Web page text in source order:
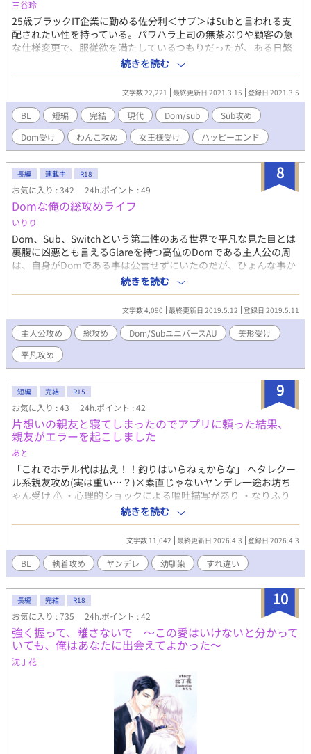
には超えるべき障害があり――。 ★リョウは男性ですが、物語の
設定上、特殊な体となっています。そのため、終盤に出てくる性
交渉も、やや倒錯的です。
要）(約3〜5分程度)
https://docs.google.com/forms/d/
ZI1v3mG69QZFaI/viewform 💌マシュマロ（感想など）
https://marshmallow-qa.com/o5nica2eaphly4s?
t=KDh5n5&utm_medium=url_text&utm_source=promotion ※
誤字脱字・表現の修正はサイレントで行う場合があります。 ※タ
グは定期的に整理します。 ※批判・中傷コメントはご遠慮くださ
い。
三谷玲
25歳ブラックIT企業に勤める佐分利＜サブ＞はSubと言われる支
配されたい性を持っている。パワハラ上司の無茶ぶりや顧客の急
な仕様変更で、服従欲を満たしているつもりだったが、ある日繁
華街で堂本というDomのGlare＜威圧＞を浴びたことで、本当の
Command＜命令＞の心地よさを知る。堂本に懇願しDomとSub
で互いの支配したい、支配されたい欲を満たすためだけの、セッ
クスをしないプレイだけのパートナーになってもらう。 完全に犬
扱いされて楽しんでいたサブだったが、DomのCommandの耐性
がなくすぐに勃起してしまい、呆れた堂本に射精管理されること
に……。 Dom/Subユニバース（SM要素のある特殊性のある世
界）の設定をお借りしています。 わんこ攻め×女王様受け／Sub
攻め×Dom受け／ノンケ攻め×襲い受け ムーンライトノベルズに
も転載しています。
続きを読む
文字数 22,221 最終更新日 2021.3.15 登録日 2021.3.5
BL 短編 完結 現代 Dom/sub
Sub攻め
Dom受け
わんこ攻め 女王様受け ハッピーエンド
8
長編 連載中 R18
お気に入り : 342 24h.ポイント : 49
Domな俺の総攻めライフ
いりり
Dom、Sub、Switchという第二性のある世界で平凡な見た目とは
裏腹に凶悪とも言えるGlareを持つ高位のDomである主人公の周
は、自身がDomである事は公言せずにいたのだが、ひょんな事か
ら俺様生徒会長の奏太がSubであった事を知ってしまい… 一度書
いてみたかったDom/SubユニバースAUネタでの総攻めです。 一
部自己解釈な部分もありますので悪しからず…
続きを読む
文字数 4,090 最終更新日 2019.5.12 登録日 2019.5.11
主人公攻め 総攻め Dom/SubユニバースAU
美形受け
平凡攻め
9
短編 完結 R15
お気に入り : 43 24h.ポイント : 42
片想いの親友と寝てしまったのでアプリに頼った結果、
親友がエラーを起こしました
あと
「これでホテル代は払え！！釣りはいらねぇからな」 へタレクー
ル系親友攻め(実は重い…？)×素直じゃないヤンデレ一途お坊ち
ゃん受け ⚠️ ・心理的ショックによる嘔吐描写があり ・なりふり
構わない執着描写あり ・官能的表現(深いキス)が含む ・ハピエン
ですが、人によってはメリバ ・何でも許せる人どうぞ 15年の片想
いが、執着という狂気に変わる瞬間を見たい方はどうぞ ※諸事情
で、一度下げましたが、再投稿しました。 <あらすじ> 幼馴染で大
親友でおる攻めに片想いしている受け。今まで自分は恋愛対象外
だと思ってたので、告白はできていなかったが、酒に酔って寝て
しまった。なんなら初体験だったのに、全く覚えていない受け
は、アプリに相談したところ、自分を抱けるなら、ワンチャンあ
るのではと言われる。素直じゃない受けの15年の想いの行方はい
かに…？ 攻め:加賀拓海 受け:瀬川利人 ・FANBOX（先行公開／プ
ロフィール／裏設定／後日談など)
https://ato1125.fanbox.cc/ ・アンケート（無料／全問回答不
要）(約3〜5分程度)
https://docs.google.com/forms/d/
ZI1v3mG69QZFaI/viewform ・マシュマロ（感想など）
https://marshmallow-qa.com/o5nica2eaphly4s?
t=KDh5n5&utm_medium=url_text&utm_source=promotion
※誤字脱字・表現の修正はサイレントで行う場合があります。
※タグは定期的に整理します。 ※批判・中傷コメントはご遠慮
続きを読む
文字数 11,042 最終更新日 2026.4.3 登録日 2026.4.3
BL 執着攻め ヤンデレ 幼馴染 すれ違い
10
長編 完結 R18
お気に入り : 735 24h.ポイント : 42
強く握って、離さないで 〜この愛はいけないと分かって
いても、俺はあなたに出会えてよかった〜
沈丁花